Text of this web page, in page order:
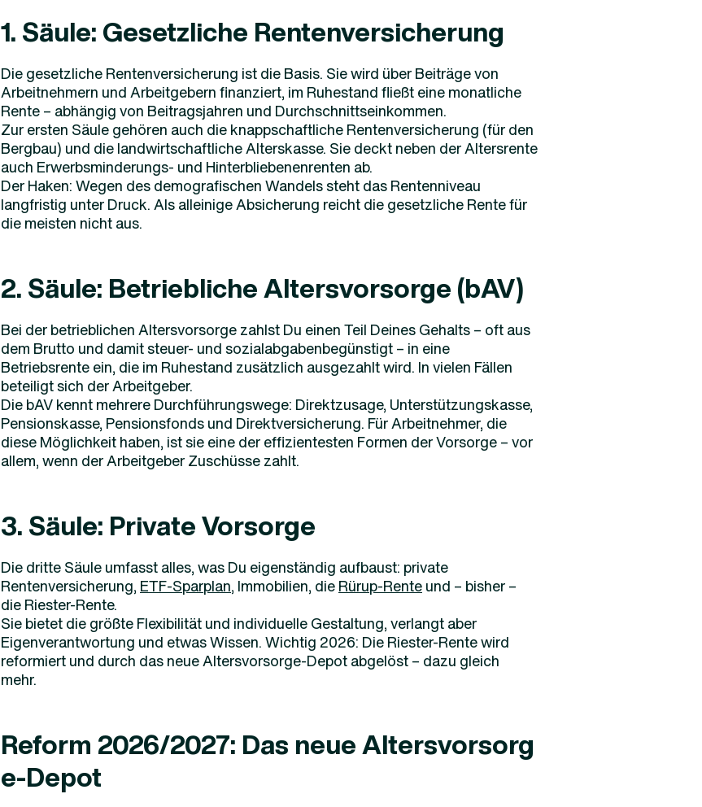
1. Säule: Gesetzliche Rentenversicherung
Die gesetzliche Rentenversicherung ist die Basis. Sie wird über Beiträge von
Arbeitnehmern und Arbeitgebern finanziert, im Ruhestand fließt eine monatliche
Rente – abhängig von Beitragsjahren und Durchschnittseinkommen.
Zur ersten Säule gehören auch die knappschaftliche Rentenversicherung (für den
Bergbau) und die landwirtschaftliche Alterskasse. Sie deckt neben der Altersrente
auch Erwerbsminderungs- und Hinterbliebenenrenten ab.
Der Haken: Wegen des demografischen Wandels steht das Rentenniveau
langfristig unter Druck. Als alleinige Absicherung reicht die gesetzliche Rente für
die meisten nicht aus.
2. Säule: Betriebliche Altersvorsorge (bAV)
Bei der betrieblichen Altersvorsorge zahlst Du einen Teil Deines Gehalts – oft aus
dem Brutto und damit steuer- und sozialabgabenbegünstigt – in eine
Betriebsrente ein, die im Ruhestand zusätzlich ausgezahlt wird. In vielen Fällen
beteiligt sich der Arbeitgeber.
Die bAV kennt mehrere Durchführungswege: Direktzusage, Unterstützungskasse,
Pensionskasse, Pensionsfonds und Direktversicherung. Für Arbeitnehmer, die
diese Möglichkeit haben, ist sie eine der effizientesten Formen der Vorsorge – vor
allem, wenn der Arbeitgeber Zuschüsse zahlt.
3. Säule: Private Vorsorge
Die dritte Säule umfasst alles, was Du eigenständig aufbaust: private
Rentenversicherung, ETF-Sparplan, Immobilien, dieRürup-Renteund – bisher –
die Riester-Rente.
Sie bietet die größte Flexibilität und individuelle Gestaltung, verlangt aber
Eigenverantwortung und etwas Wissen. Wichtig 2026: Die Riester-Rente wird
reformiert und durch das neue Altersvorsorge-Depot abgelöst – dazu gleich
mehr.
Reform 2026/2027: Das neue Altersvorsorg
e-Depot